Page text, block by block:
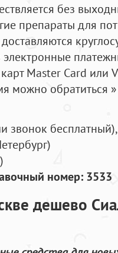
без
препараты для
Master Card или
можно обратиться
звонок бесплатный),
номер: 3533
дешево